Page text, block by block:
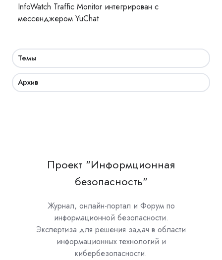
InfoWatch Traffic Monitor интегрирован с
мессенджером YuChat
Темы
Архив
Проект "Информционная
безопасность"
Журнал, онлайн-портал и Форум по
информационной безопасности.
Экспертиза для решения задач в области
информационных технологий и
кибербезопасности.